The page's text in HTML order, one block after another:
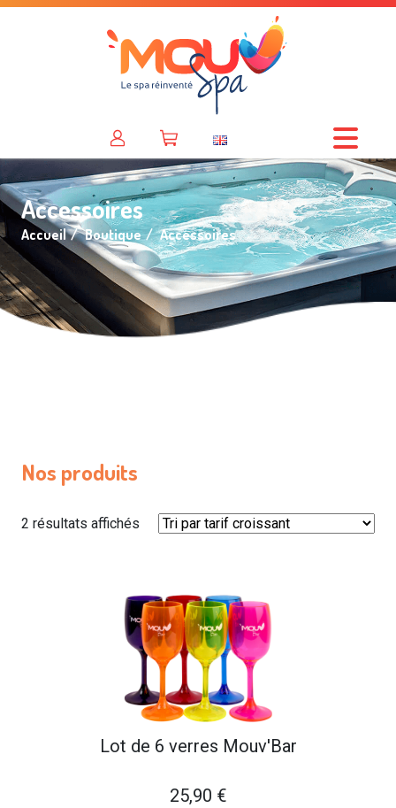
Accessoires
Accueil Boutique Accessoires
Nos produits
2 résultats affichés
Lot de 6 verres Mouv'Bar
25,90 €